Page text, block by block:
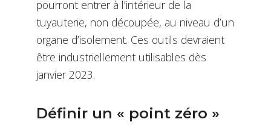
pourront entrer à l’intérieur de la
tuyauterie, non découpée, au niveau d’un
organe d’isolement. Ces outils devraient
être industriellement utilisables dès
janvier 2023.
Définir un « point zéro »